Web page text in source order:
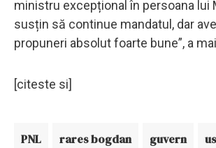
ministru excepțional în persoana lui
susțin să continue mandatul, dar
propuneri absolut foarte bune”, a
[citeste si]
PNL rares bogdan guvern